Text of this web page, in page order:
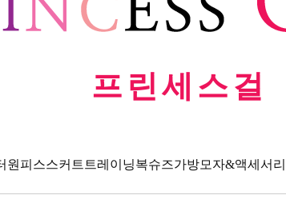
프린세스걸
원피스스커트 트레이닝복슈즈가방모자&액세서리